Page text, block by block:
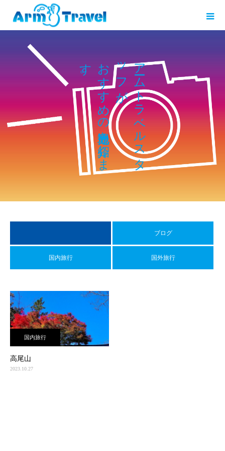
ア
ム
ト
ラ
ベ
ル
ス
タ
ッ
フ
が
お
す
す
め
の
を
し
ま
す
。
ブログ
国内旅行 国外旅行
国内旅行
高尾山
2023.10.27